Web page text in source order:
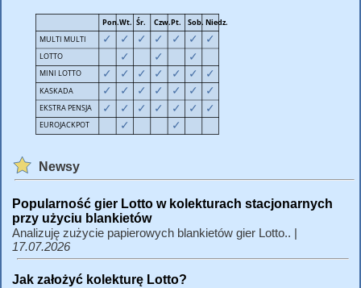
Newsy
Popularność gier Lotto w kolekturach stacjonarnych
przy użyciu blankietów
Analizuję zużycie papierowych blankietów gier Lotto.. |
17.07.2026
Jak założyć kolekturę Lotto?